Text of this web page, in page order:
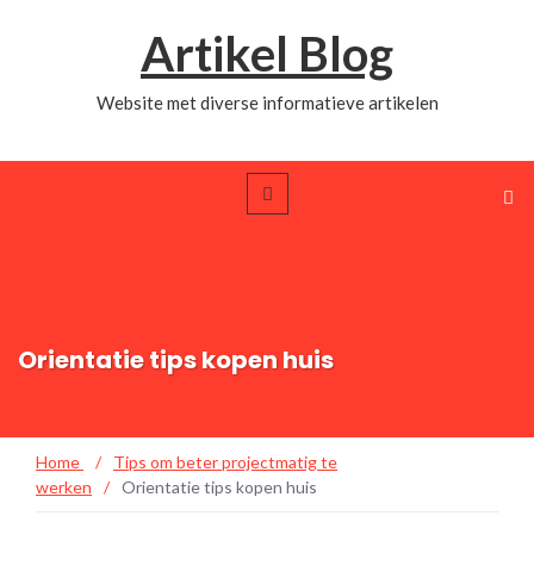
Artikel Blog
Website met diverse informatieve artikelen
Orientatie tips kopen huis
Home /
Tips om beter projectmatig te
werken
/ Orientatie tips kopen huis